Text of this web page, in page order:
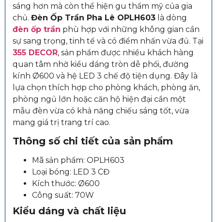
sáng hơn mà còn thể hiện gu thẩm mỹ của gia
chủ. Đèn Ốp Trần Pha Lê OPLH603 là dòng
đèn ốp trần phù hợp với những không gian cần
sự sang trọng, tinh tế và có điểm nhấn vừa đủ. Tại
355 DECOR, sản phẩm được nhiều khách hàng
quan tâm nhờ kiểu dáng tròn dễ phối, đường
kính Ø600 và hệ LED 3 chế độ tiện dụng. Đây là
lựa chọn thích hợp cho phòng khách, phòng ăn,
phòng ngủ lớn hoặc căn hộ hiện đại cần một
mẫu đèn vừa có khả năng chiếu sáng tốt, vừa
mang giá trị trang trí cao.
Thông số chi tiết của sản phẩm
Mã sản phẩm: OPLH603
Loại bóng: LED 3 CĐ
Kích thước: Ø600
Công suất: 70W
Kiểu dáng và chất liệu